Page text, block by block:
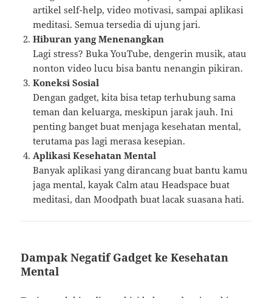
artikel self-help, video motivasi, sampai aplikasi
meditasi. Semua tersedia di ujung jari.
Hiburan yang Menenangkan
Lagi stress? Buka YouTube, dengerin musik, atau
nonton video lucu bisa bantu nenangin pikiran.
Koneksi Sosial
Dengan gadget, kita bisa tetap terhubung sama
teman dan keluarga, meskipun jarak jauh. Ini
penting banget buat menjaga kesehatan mental,
terutama pas lagi merasa kesepian.
Aplikasi Kesehatan Mental
Banyak aplikasi yang dirancang buat bantu kamu
jaga mental, kayak Calm atau Headspace buat
meditasi, dan Moodpath buat lacak suasana hati.
Dampak Negatif Gadget ke Kesehatan
Mental